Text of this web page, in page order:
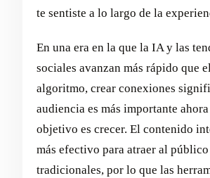
te sentiste a lo largo de la
En una era en la que la IA y las
sociales avanzan más rápido que
algoritmo, crear conexiones
audiencia es más importante
objetivo es crecer. El contenido
más efectivo para atraer al
tradicionales, por lo que las